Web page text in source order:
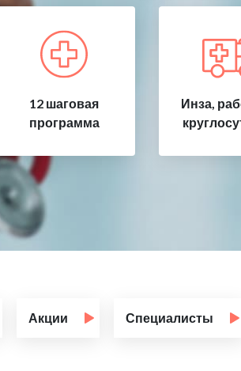
12 шаговая
программа
Инза,
Акции Специалисты